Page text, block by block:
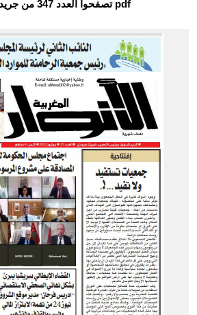
تصفحوا العدد 347 من جريدة حقائق جهوية الورقية pdf